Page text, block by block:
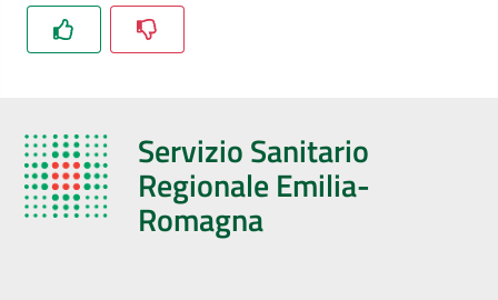
Servizio Sanitario
Regionale Emilia-
Romagna